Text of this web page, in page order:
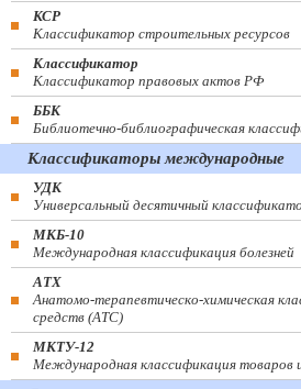
КСР
Классификатор строительных ресурсов
Классификатор
Классификатор правовых актов РФ
ББК
Библиотечно-библиографическая
Классификаторы международные
УДК
Универсальный десятичный
МКБ-10
Международная классификация болезней
АТХ
Анатомо-терапевтическо-химическая
средств (ATC)
МКТУ-12
Международная классификация товаров